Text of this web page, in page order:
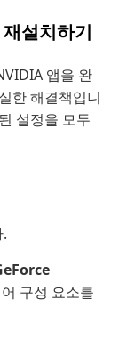
설치하기
앱을 완
한 해결책입니
설정을 모두
구성 요소를